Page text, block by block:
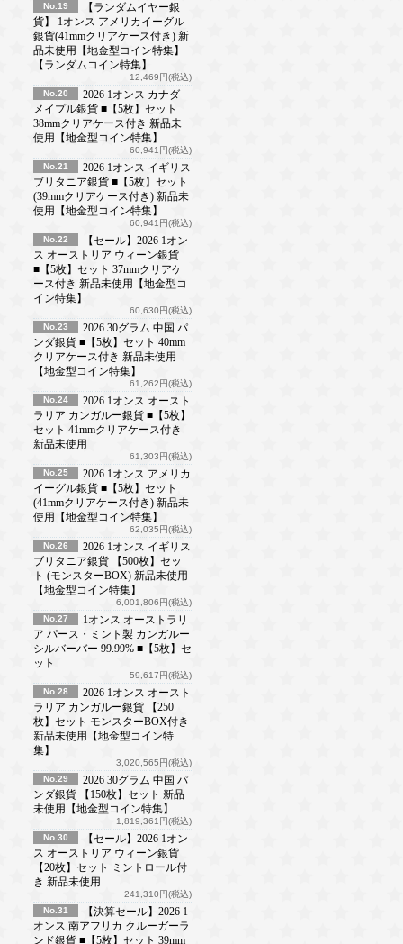
No.19
【ランダムイヤー銀
貨】 1オンス アメリカイーグル
銀貨(41mmクリアケース付き) 新
品未使用【地金型コイン特集】
【ランダムコイン特集】
12,469円(税込)
No.20
2026 1オンス カナダ
メイプル銀貨 ■【5枚】セット
38mmクリアケース付き 新品未
使用【地金型コイン特集】
60,941円(税込)
No.21
2026 1オンス イギリス
ブリタニア銀貨 ■【5枚】セット
(39mmクリアケース付き) 新品未
使用【地金型コイン特集】
60,941円(税込)
No.22
【セール】2026 1オン
ス オーストリア ウィーン銀貨
■【5枚】セット 37mmクリアケ
ース付き 新品未使用【地金型コ
イン特集】
60,630円(税込)
No.23
2026 30グラム 中国 パ
ンダ銀貨 ■【5枚】セット 40mm
クリアケース付き 新品未使用
【地金型コイン特集】
61,262円(税込)
No.24
2026 1オンス オースト
ラリア カンガルー銀貨 ■【5枚】
セット 41mmクリアケース付き
新品未使用
61,303円(税込)
No.25
2026 1オンス アメリカ
イーグル銀貨 ■【5枚】セット
(41mmクリアケース付き) 新品未
使用【地金型コイン特集】
62,035円(税込)
No.26
2026 1オンス イギリス
ブリタニア銀貨 【500枚】セッ
ト (モンスターBOX) 新品未使用
【地金型コイン特集】
6,001,806円(税込)
No.27
1オンス オーストラリ
ア パース・ミント製 カンガルー
シルバーバー 99.99% ■【5枚】セ
ット
59,617円(税込)
No.28
2026 1オンス オースト
ラリア カンガルー銀貨 【250
枚】セット モンスターBOX付き
新品未使用【地金型コイン特
集】
3,020,565円(税込)
No.29
2026 30グラム 中国 パ
ンダ銀貨 【150枚】セット 新品
未使用【地金型コイン特集】
1,819,361円(税込)
No.30
【セール】2026 1オン
ス オーストリア ウィーン銀貨
【20枚】セット ミントロール付
き 新品未使用
241,310円(税込)
No.31
【決算セール】2026 1
オンス 南アフリカ クルーガーラ
ンド銀貨 ■【5枚】セット 39mm